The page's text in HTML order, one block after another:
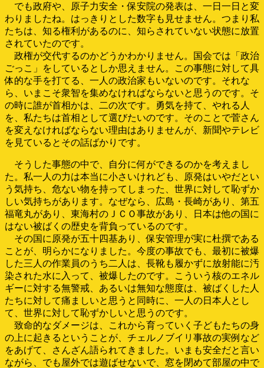
でも政府や、原子力安全・保安院の発表は、一日一日と変
わりましたね。はっきりとした数字も見せません。つまり私
たちは、知る権利があるのに、知らされていない状態に放置
されていたのです。
政権が交代するのかどうかわかりません。国会では「政治
ごっこ」をしているとしか思えません。この事態に対して具
体的な手を打てる、一人の政治家もいないのです。それな
ら、いまこそ衆智を集めなければならないと思うのです。そ
の時に誰が首相かは、二の次です。勇気を持て、やれる人
を、私たちは首相として選びたいのです。そのことで菅さん
を変えなければならない理由はありませんが、新聞やテレビ
を見ているとその話ばかりです。
そうした事態の中で、自分に何ができるのかを考えまし
た。私一人の力は本当に小さいけれども、原発はいやだとい
う気持ち、危ない物を持ってしまった、世界に対して恥ずか
しい気持ちがあります。なぜなら、広島・長崎があり、第五
福竜丸があり、東海村のＪＣＯ事故があり、日本は他の国に
はない被ばくの歴史を背負っているのです。
その国に原発が五十四基あり、保安管理が実に杜撰である
ことが、明らかになりました。今度の事故でも、最初に被爆
した三人の作業員のうち二人は、長靴も履かずに放射能に汚
染された水に入って、被爆したのです。こういう核のエネル
ギーに対する無警戒、あるいは無知な態度は、被ばくした人
たちに対して痛ましいと思うと同時に、一人の日本人とし
て、世界に対して恥ずかしいと思うのです。
致命的なダメージは、これから育っていく子どもたちの身
の上に起きるということが、チェルノブイリ事故の実例など
をあげて、さんざん語られてきました。いまも安全だと言い
ながら、でも屋外では遊ばせないで、窓を閉めて部屋の中で